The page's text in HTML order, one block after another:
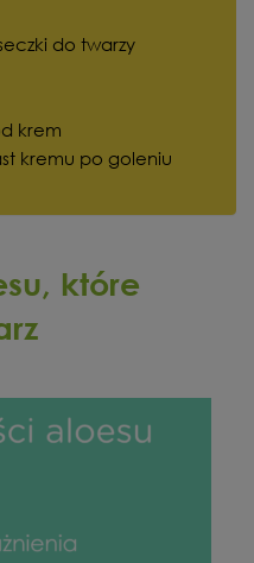
do twarzy
krem
kremu po goleniu
które